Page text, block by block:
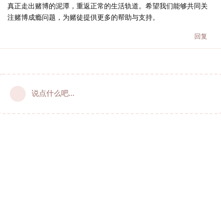
真正走出赌博的泥潭，重返正常的生活轨道。希望我们能够共同关
注赌博成瘾问题，为赌徒提供更多的帮助与支持。
回复
说点什么吧...